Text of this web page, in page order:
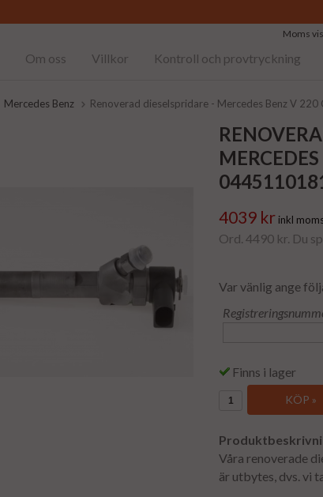
Moms
Om oss Villkor Kontroll och provtryckning
Mercedes Benz Renoverad dieselspridare - Mercedes Benz V
4039 kr inkl
Ord. 4490 kr. Du
Var vänlig ange
Finns i lager
KÖP »
Våra renoverade
är utbytes, dvs. vi